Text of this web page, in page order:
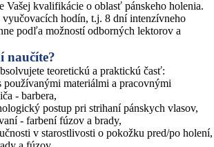
Vašej kvalifikácie o oblasť pánskeho holenia.
vyučovacích hodín, t.j. 8 dní intenzívneho
podľa možností odborných lektorov a
naučíte?
teoretickú a praktickú časť:
používanými materiálmi a pracovnými
- barbera,
postup pri strihaní pánskych vlasov,
- farbení fúzov a brady,
v starostlivosti o pokožku pred/po holení,